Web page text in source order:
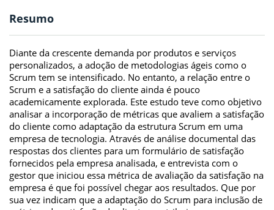
Resumo
Diante da crescente demanda por produtos e serviços
personalizados, a adoção de metodologias ágeis como o
Scrum tem se intensificado. No entanto, a relação entre o
Scrum e a satisfação do cliente ainda é pouco
academicamente explorada. Este estudo teve como objetivo
analisar a incorporação de métricas que avaliem a satisfação
do cliente como adaptação da estrutura Scrum em uma
empresa de tecnologia. Através de análise documental das
respostas dos clientes para um formulário de satisfação
fornecidos pela empresa analisada, e entrevista com o
gestor que iniciou essa métrica de avaliação da satisfação na
empresa é que foi possível chegar aos resultados. Que por
sua vez indicam que a adaptação do Scrum para inclusão de